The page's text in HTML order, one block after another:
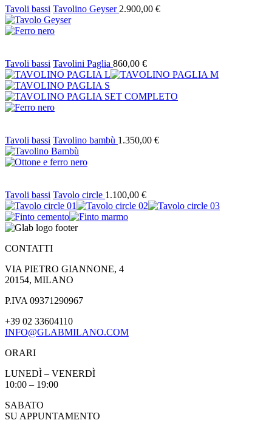
Tavoli bassi Tavolino Geyser 2.900,00 €
Tavoli bassi Tavolini Paglia 860,00 €
Tavoli bassi Tavolino bambù 1.350,00 €
Tavoli bassi Tavolo circle 1.100,00 €
CONTATTI
VIA PIETRO GIANNONE, 4
20154, MILANO
P.IVA 09371290967
+39 02 33604110
INFO@GLABMILANO.COM
ORARI
LUNEDÌ – VENERDÌ
10:00 – 19:00
SABATO
SU APPUNTAMENTO